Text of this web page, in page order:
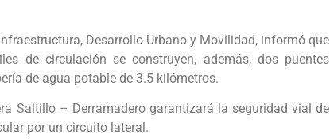
Desarrollo Urbano y Movilidad, informó que
de circulación se construyen, además, dos puentes
de agua potable de 3.5 kilómetros.
Saltillo – Derramadero garantizará la seguridad vial de
por un circuito lateral.